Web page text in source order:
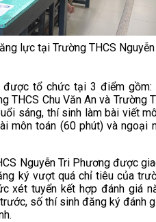
lực tại Trường THCS
tổ chức tại 3 điểm gồm:
THCS Chu Văn An và Trường
sáng, thí sinh làm bài viết
môn toán (60 phút) và ngoại
Nguyễn Tri Phương được
ký vượt quá chỉ tiêu của
xét tuyển kết hợp đánh giá
số thí sinh đăng ký đánh